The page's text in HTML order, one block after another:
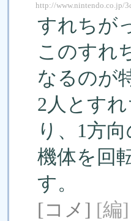
http://www.nintendo.co.jp/
すれちが
このすれ
なるのが
2人とす
り、1方
機体を回
す。
[コメ] [編]